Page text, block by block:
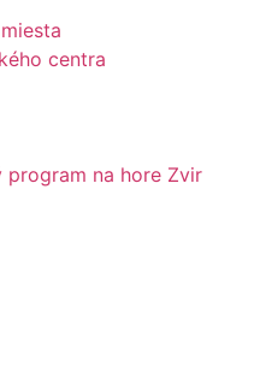
centra
na hore Zvir